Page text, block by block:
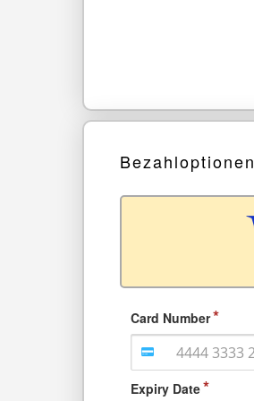
Bezahloptionen
Card Number
Expiry Date